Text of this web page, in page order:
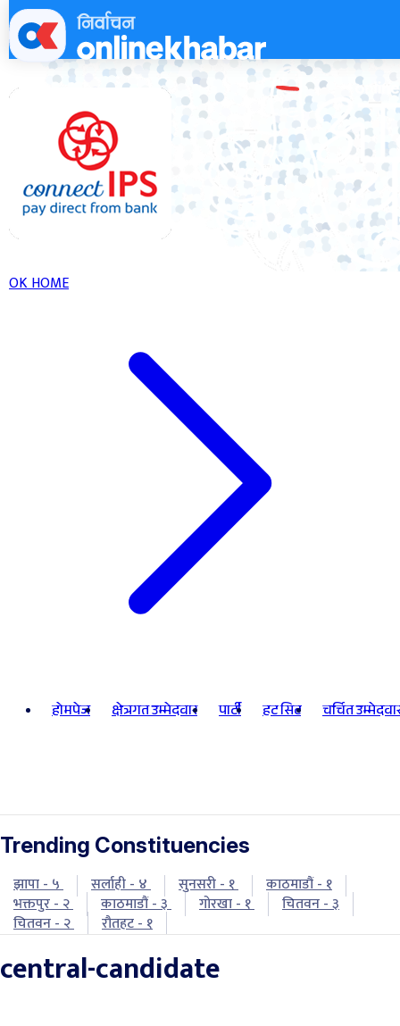
Skip
to
content
OK HOME
होमपेज क्षेत्रगत उम्मेदवार पार्टी हट सिट चर्चित
Trending Constituencies
झापा - ५ सर्लाही - ४ सुनसरी - १
काठमाडौं - १
भक्तपुर - २
काठमाडौं - ३ गोरखा - १
चितवन - ३
चितवन - २
रौतहट - १
central-candidate